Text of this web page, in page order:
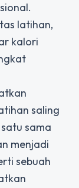
latihan,
kalori
saling
sama
menjadi
sebuah